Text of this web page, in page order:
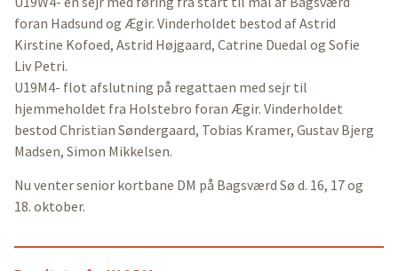
foran Hadsund og Ægir. Vinderholdet bestod af Astrid
Kirstine Kofoed, Astrid Højgaard, Catrine Duedal og Sofie
Liv Petri.
U19M4- flot afslutning på regattaen med sejr til
hjemmeholdet fra Holstebro foran Ægir. Vinderholdet
bestod Christian Søndergaard, Tobias Kramer, Gustav Bjerg
Madsen, Simon Mikkelsen.
Nu venter senior kortbane DM på Bagsværd Sø d. 16, 17 og
18. oktober.